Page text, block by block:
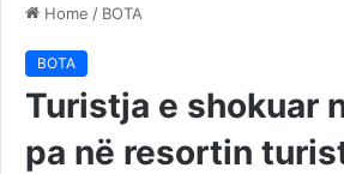
Home / BOTA
BOTA
Turistja e shokuar
pa në resortin